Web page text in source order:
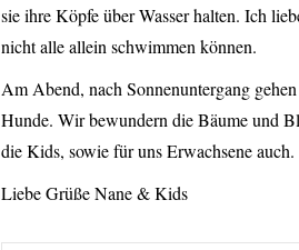
sie ihre Köpfe über Wasser halten. Ich
nicht alle allein schwimmen können.
Am Abend, nach Sonnenuntergang
Hunde. Wir bewundern die Bäume und
die Kids, sowie für uns Erwachsene auch.
Liebe Grüße Nane & Kids